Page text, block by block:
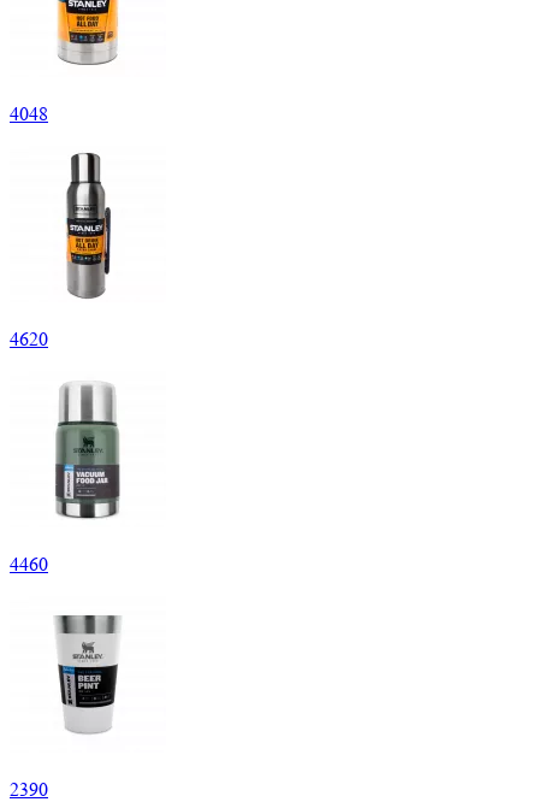
4048
4620
4460
2390